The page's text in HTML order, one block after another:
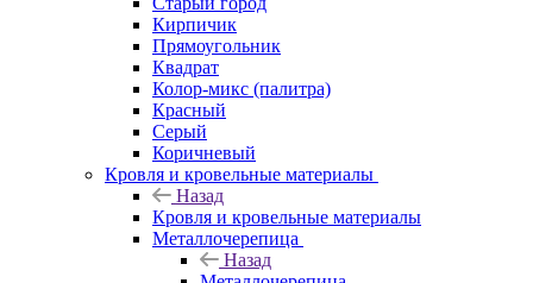
Кирпичик
Прямоугольник
Квадрат
Колор-микс (палитра)
Красный
Серый
Коричневый
Кровля и кровельные материалы
Назад
Кровля и кровельные материалы
Металлочерепица
Назад